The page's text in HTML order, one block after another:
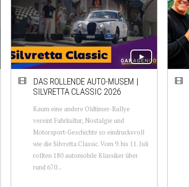
DAS ROLLENDE AUTO-MUSEM |
SILVRETTA CLASSIC 2026
Kaum eine andere Oldtimer-Rallye
vereint Fahrkultur, Nostalgie und
Motorsport-Geschichte so eindrucksvoll
wie die Silvretta Classic. Vom 9. bis 11. Juli
rollten 180 automobile Klassiker über
rund 670...